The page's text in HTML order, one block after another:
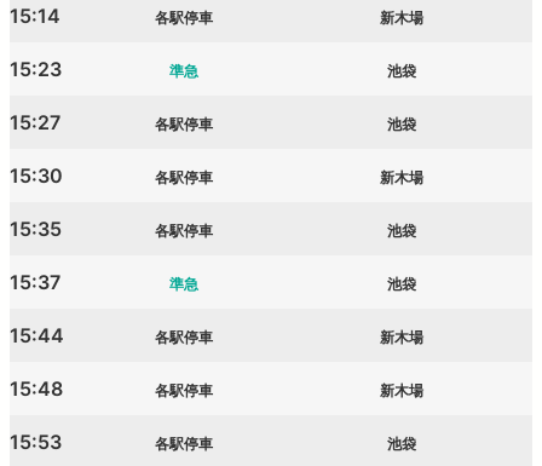
15:14 各駅停車 新木場
15:23 準急 池袋
15:27 各駅停車 池袋
15:30 各駅停車 新木場
15:35 各駅停車 池袋
15:37 準急 池袋
15:44 各駅停車 新木場
15:48 各駅停車 新木場
15:53 各駅停車 池袋